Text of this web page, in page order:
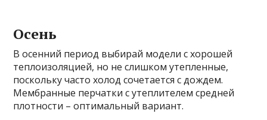
Осень
В осенний период выбирай модели с хорошей
теплоизоляцией, но не слишком утепленные,
поскольку часто холод сочетается с дождем.
Мембранные перчатки с утеплителем средней
плотности – оптимальный вариант.